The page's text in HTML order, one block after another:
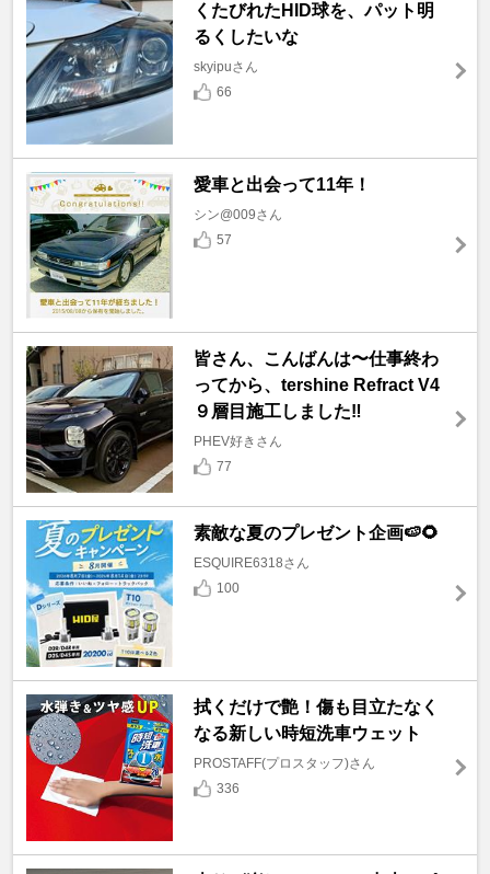
くたびれたHID球を、パット明
るくしたいな
skyipuさん
66
愛車と出会って11年！
シン@009さん
57
皆さん、こんばんは〜仕事終わ
ってから、tershine Refract V4
９層目施工しました‼️
PHEV好きさん
77
素敵な夏のプレゼント企画🍉🌻
ESQUIRE6318さん
100
拭くだけで艶！傷も目立たなく
なる新しい時短洗車ウェット
PROSTAFF(プロスタッフ)さん
336